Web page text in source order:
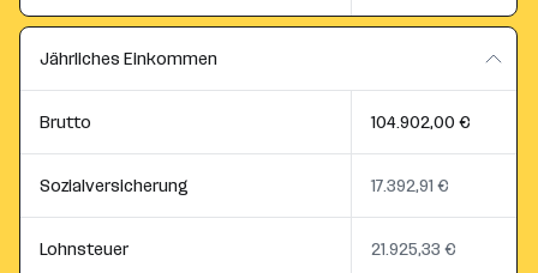
Jährliches Einkommen
Brutto 104.902,00 €
Sozialversicherung 17.392,91 €
Lohnsteuer 21.925,33 €